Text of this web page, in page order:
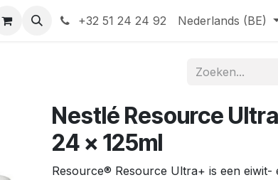
+32 51 24 24 92 Nederlands (BE)
Nestlé Resource
24 x 125ml
Resource® Resource Ultra+ is een eiwit-